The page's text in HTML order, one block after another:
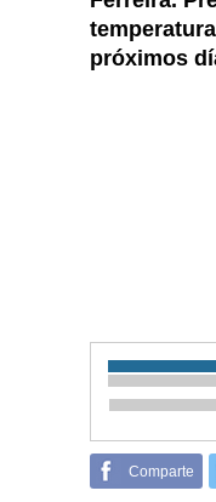
próximos
Comparte